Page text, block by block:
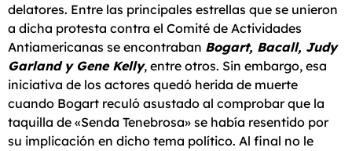
delatores. Entre las principales estrellas que se unieron
a dicha protesta contra el Comité de Actividades
Antiamericanas se encontraban Bogart, Bacall, Judy
Garland y Gene Kelly, entre otros. Sin embargo, esa
iniciativa de los actores quedó herida de muerte
cuando Bogart reculó asustado al comprobar que la
taquilla de «Senda Tenebrosa» se había resentido por
su implicación en dicho tema político. Al final no le